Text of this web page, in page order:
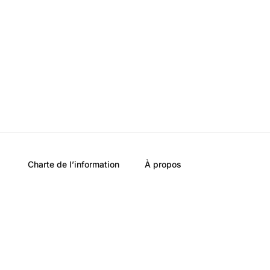
Charte de l’information À propos